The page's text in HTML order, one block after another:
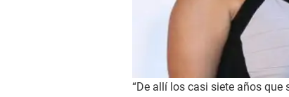
“De allí los casi siete años